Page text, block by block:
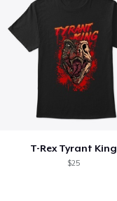
T-Rex Tyrant King
$25